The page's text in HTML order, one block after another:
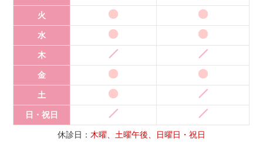
火
水
木
金
土
日・祝日
休診日： 木曜、土曜午後、日曜日・祝日